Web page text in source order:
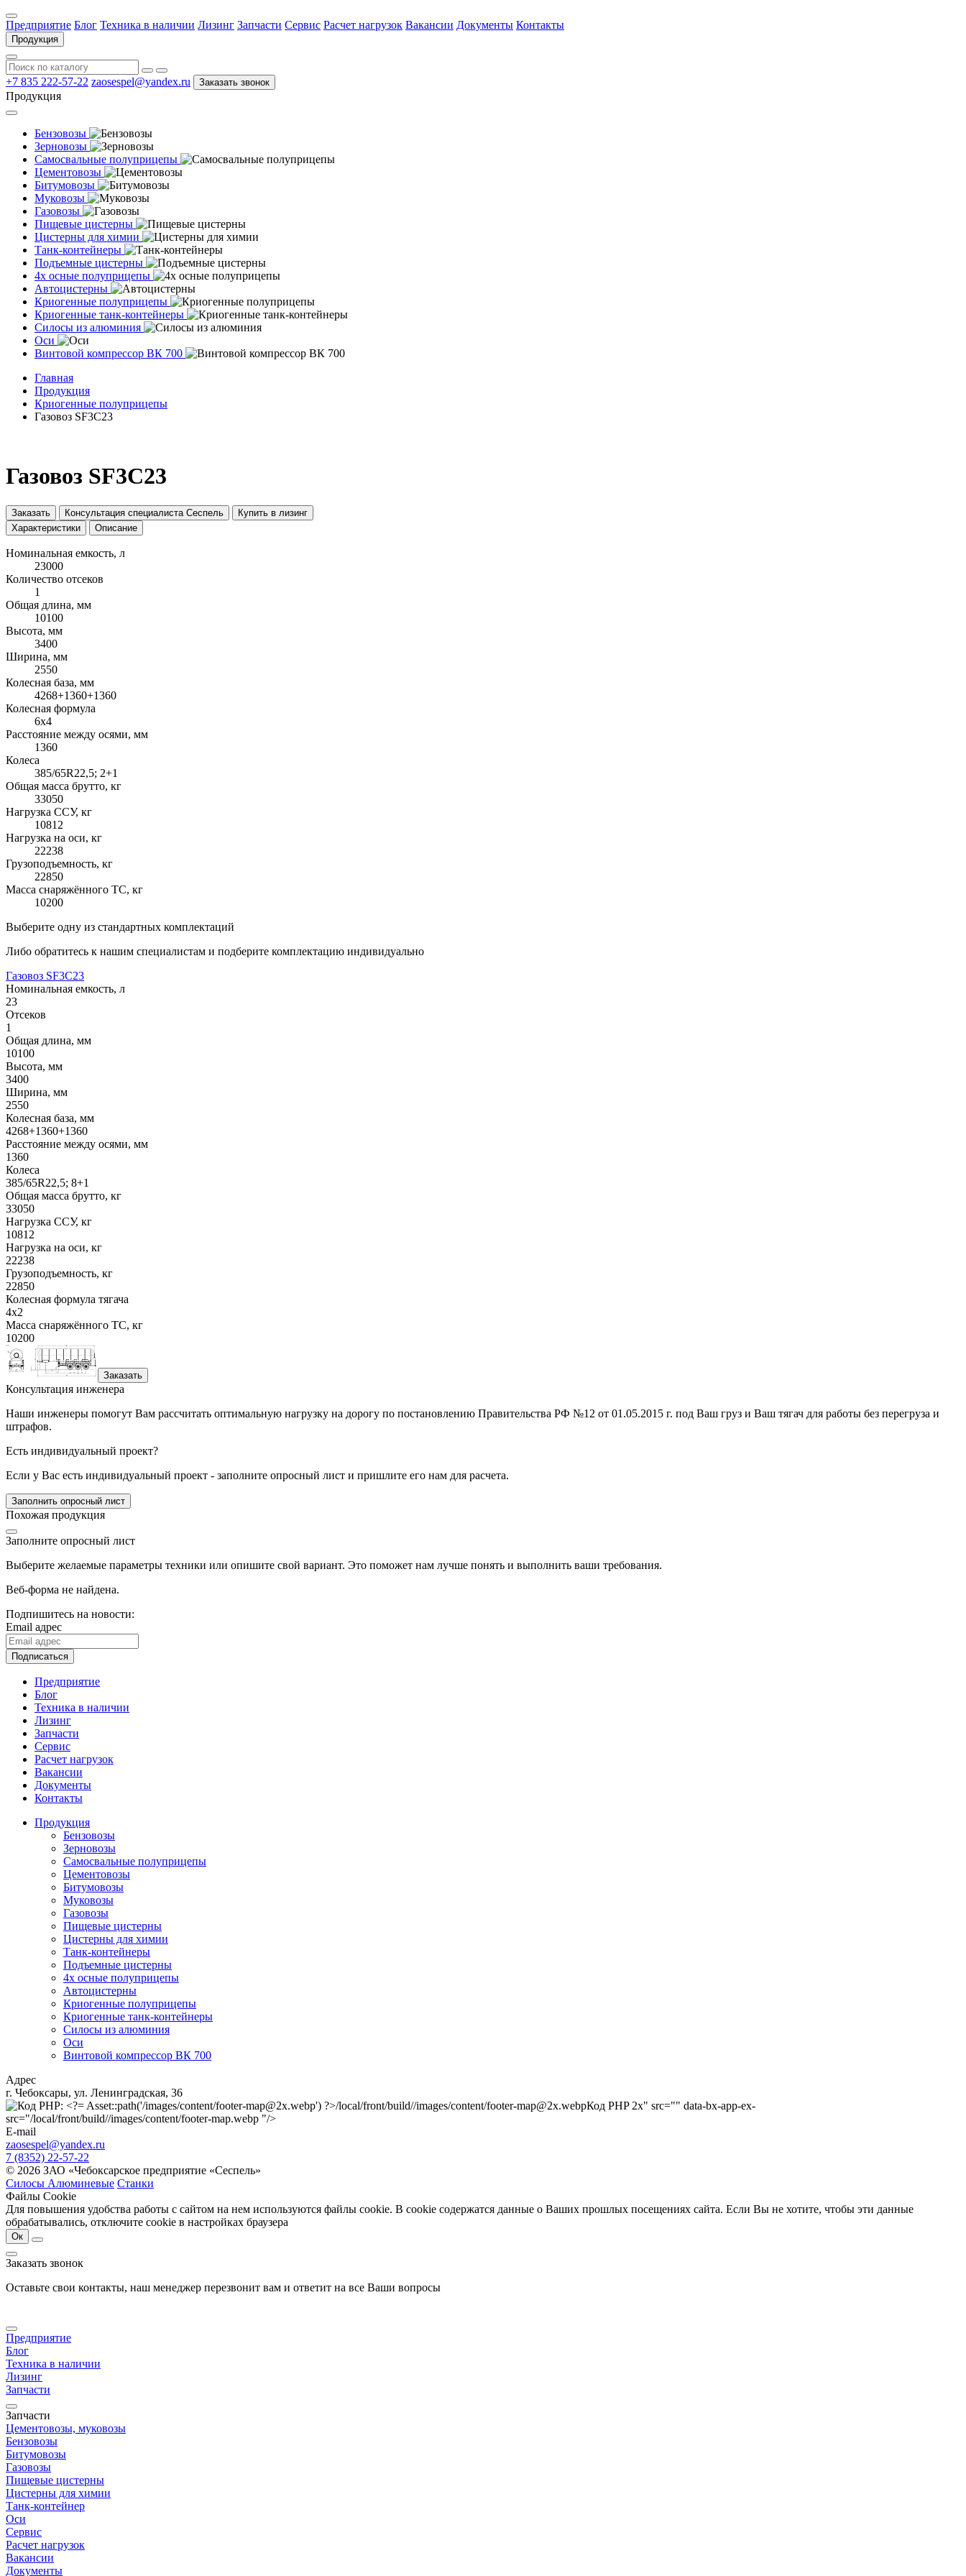
Предприятие Блог Техника в наличии Лизинг Запчасти Сервис Расчет нагрузок Вакансии Документы Контакты
Продукция
+7 835 222-57-22 zaosespel@yandex.ru Заказать звонок
Продукция
Бензовозы
Зерновозы
Самосвальные полуприцепы
Цементовозы
Битумовозы
Муковозы
Газовозы
Пищевые цистерны
Цистерны для химии
Танк-контейнеры
Подъемные цистерны
4х осные полуприцепы
Автоцистерны
Криогенные полуприцепы
Криогенные танк-контейнеры
Силосы из алюминия
Оси
Винтовой компрессор ВК 700
Главная
Продукция
Криогенные полуприцепы
Газовоз SF3C23
Газовоз SF3C23
Заказать Консультация специалиста Сеспель
Купить в лизинг
Характеристики
Описание
Номинальная емкость, л
23000
Количество отсеков
1
Общая длина, мм
10100
Высота, мм
3400
Ширина, мм
2550
Колесная база, мм
4268+1360+1360
Колесная формула
6x4
Расстояние между осями, мм
1360
Колеса
385/65R22,5; 2+1
Общая масса брутто, кг
33050
Нагрузка ССУ, кг
10812
Нагрузка на оси, кг
22238
Грузоподъемность, кг
22850
Масса снаряжённого ТС, кг
10200
Выберите одну из стандартных комплектаций
Либо обратитесь к нашим специалистам и подберите комплектацию индивидуально
Газовоз SF3C23
Номинальная емкость, л
23
Отсеков
1
Общая длина, мм
10100
Высота, мм
3400
Ширина, мм
2550
Колесная база, мм
4268+1360+1360
Расстояние между осями, мм
1360
Колеса
385/65R22,5; 8+1
Общая масса брутто, кг
33050
Нагрузка ССУ, кг
10812
Нагрузка на оси, кг
22238
Грузоподъемность, кг
22850
Колесная формула тягача
4x2
Масса снаряжённого ТС, кг
10200
Заказать
Консультация инженера
Наши инженеры помогут Вам рассчитать оптимальную нагрузку на дорогу по постановлению Правительства РФ №12 от 01.05.2015 г. под Ваш груз и Ваш тягач для работы без перегруза и
штрафов.
Есть индивидуальный проект?
Если у Вас есть индивидуальный проект - заполните опросный лист и пришлите его нам для расчета.
Заполнить опросный лист
Похожая продукция
Заполните опросный лист
Выберите желаемые параметры техники или опишите свой вариант. Это поможет нам лучше понять и выполнить ваши требования.
Веб-форма не найдена.
Подпишитесь на новости:
Email адрес
Подписаться
Предприятие
Блог
Техника в наличии
Лизинг
Запчасти
Сервис
Расчет нагрузок
Вакансии
Документы
Контакты
Продукция
Бензовозы
Зерновозы
Самосвальные полуприцепы
Цементовозы
Битумовозы
Муковозы
Газовозы
Пищевые цистерны
Цистерны для химии
Танк-контейнеры
Подъемные цистерны
4х осные полуприцепы
Автоцистерны
Криогенные полуприцепы
Криогенные танк-контейнеры
Силосы из алюминия
Оси
Винтовой компрессор ВК 700
Адрес
г. Чебоксары, ул. Ленинградская, 36
/local/front/build//images/content/footer-map@2x.webpКод PHP2x" src="" data-bx-app-ex-
src="/local/front/build//images/content/footer-map.webp "/>
E-mail
zaosespel@yandex.ru
7 (8352) 22-57-22
© 2026 ЗАО «Чебоксарское предприятие «Сеспель»
Силосы Алюминевые Станки
Файлы Cookie
Для повышения удобства работы с сайтом на нем используются файлы cookie. В cookie содержатся данные о Ваших прошлых посещениях сайта. Если Вы не хотите, чтобы эти данные
обрабатывались, отключите cookie в настройках браузера
Ок
Заказать звонок
Оставьте свои контакты, наш менеджер перезвонит вам и ответит на все Ваши вопросы
Предприятие
Блог
Техника в наличии
Лизинг
Запчасти
Запчасти
Цементовозы, муковозы
Бензовозы
Битумовозы
Газовозы
Пищевые цистерны
Цистерны для химии
Танк-контейнер
Оси
Сервис
Расчет нагрузок
Вакансии
Документы